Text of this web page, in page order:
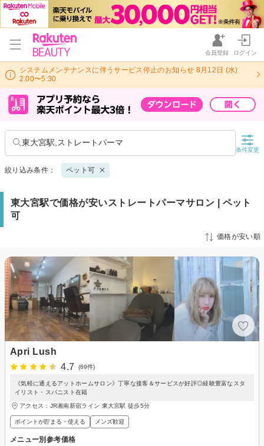
会員登録 ログイン
システムメンテナンスに伴うサービス停止のお知らせ 8月12日 (水)
2:00〜5:30
東大宮駅,ストレートパーマ
条件変更
絞り込み条件： ペット可
東大宮駅で価格が安いストレートパーマサロン | ペット
可
価格が安い順
Apri Lush
4.7
(69件)
《気軽に通えるアットホームサロン》丁寧な接客＆サービスが好評◎経験豊富なスタ
イリスト・スパニスト在籍
アクセス：JR湘南新宿ライン 東大宮駅 徒歩5分
ポイントが貯まる・使える メンズ歓迎
メニュー別参考価格